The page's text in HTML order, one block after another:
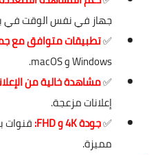
جهاز في نفس الوقت في
✅تطبيقات متوافق مع
Windows و macOS.
✅مشاهدة خالية من
إعلانات مزعجة.
✅جودة 4K و FHD:
قنوات
مميزة.